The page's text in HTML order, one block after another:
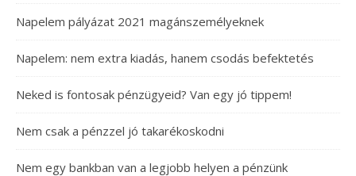
Napelem pályázat 2021 magánszemélyeknek
Napelem: nem extra kiadás, hanem csodás befektetés
Neked is fontosak pénzügyeid? Van egy jó tippem!
Nem csak a pénzzel jó takarékoskodni
Nem egy bankban van a legjobb helyen a pénzünk